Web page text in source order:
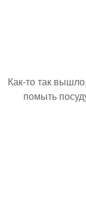
Как-то так
помыть